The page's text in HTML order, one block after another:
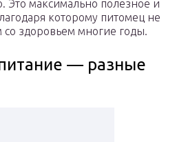
Это максимально полезное и
которому питомец не
со здоровьем многие годы.
— разные